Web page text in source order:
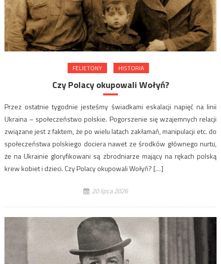
FELIETONY HISTORIA
Czy Polacy okupowali Wołyń?
Przez ostatnie tygodnie jesteśmy świadkami eskalacji napięć na linii
Ukraina – społeczeństwo polskie. Pogorszenie się wzajemnych relacji
związane jest z faktem, że po wielu latach zakłamań, manipulacji etc. do
społeczeństwa polskiego dociera nawet ze środków głównego nurtu,
że na Ukrainie gloryfikowani są zbrodniarze mający na rękach polską
krew kobiet i dzieci. Czy Polacy okupowali Wołyń? […]
20 lipca 2026